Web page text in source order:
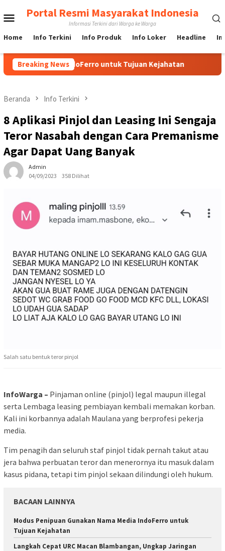
ke
Menu
Mobile
Portal Resmi Masyarakat Indonesia
Informasi Terkini dari Warga ke Warga
Home Info Terkini Info Produk Info Loker Headline
Breaking News
Media IndoFerro untuk Tujuan Kejahatan Yuk Lebih
Beranda Info Terkini
8 Aplikasi Pinjol dan Leasing Ini Sengaja
Teror Nasabah dengan Cara Premanisme
Agar Dapat Uang Banyak
Admin
04/09/2023
358 Dilihat
Salah satu bentuk teror pinjol
InfoWarga – Pinjaman online (pinjol) legal maupun illegal
serta Lembaga leasing pembiayan kembali memakan korban.
Kali ini korbannya adalah Maulana yang berprofesi pekerja
media.
Tim penagih dan seluruh staf pinjol tidak pernah takut atau
jera bahwa perbuatan teror dan menerornya itu masuk dalam
kasus pidana, tetapi tim pinjol sekaan dilindungi oleh hukum.
BACAAN LAINNYA
Modus Penipuan Gunakan Nama Media IndoFerro untuk
Tujuan Kejahatan
Langkah Cepat URC Macan Blambangan, Ungkap Jaringan